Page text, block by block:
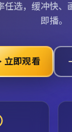
任选，缓冲快、
即播。
立即观看